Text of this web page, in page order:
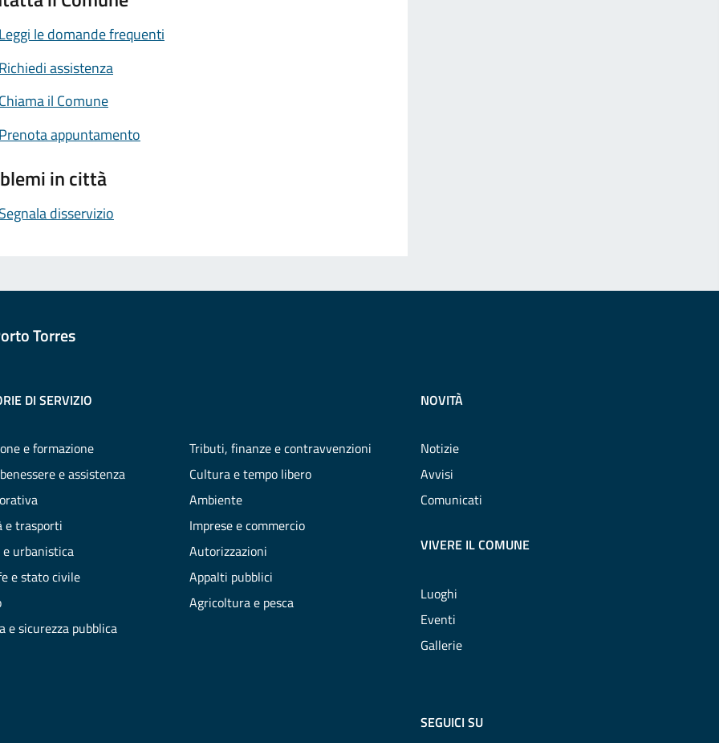
le domande frequenti
assistenza
il Comune
appuntamento
in città
disservizio
Torres
DI SERVIZIO
e formazione
e assistenza
e trasporti
urbanistica
e stato civile
e sicurezza pubblica
Tributi, finanze e contravvenzioni
Cultura e tempo libero
Ambiente
Imprese e commercio
Autorizzazioni
Appalti pubblici
Agricoltura e pesca
NOVITÀ
Notizie
Avvisi
Comunicati
VIVERE IL COMUNE
Luoghi
Eventi
Gallerie
SEGUICI SU